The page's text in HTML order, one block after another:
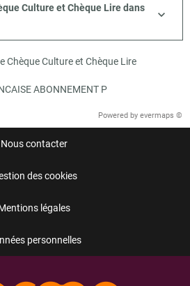
Culture et Chèque Lire dans
Chèque Culture et Chèque Lire
ABONNEMENT P
Powered by evermaps ©
Nous contacter
des cookies
légales
personnelles